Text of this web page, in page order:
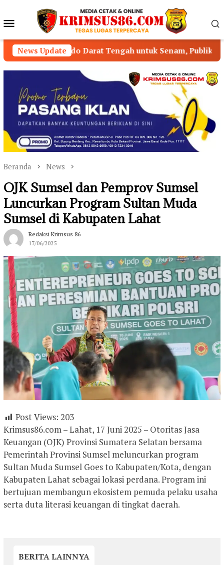
konten Menu
Mobile
News Update
Darat Tengah untuk Senam, Publik Pertanyakan
Beranda News
OJK Sumsel dan Pemprov Sumsel
Luncurkan Program Sultan Muda
Sumsel di Kabupaten Lahat
Redaksi Krimsus 86
17/06/2025
Post Views: 203
Krimsus86.com – Lahat, 17 Juni 2025 – Otoritas Jasa
Keuangan (OJK) Provinsi Sumatera Selatan bersama
Pemerintah Provinsi Sumsel meluncurkan program
Sultan Muda Sumsel Goes to Kabupaten/Kota, dengan
Kabupaten Lahat sebagai lokasi perdana. Program ini
bertujuan membangun ekosistem pemuda pelaku usaha
serta duta literasi keuangan di tingkat daerah.
BERITA LAINNYA